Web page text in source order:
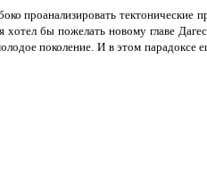
проанализировать тектонические
бы пожелать новому главе
поколение. И в этом парадоксе